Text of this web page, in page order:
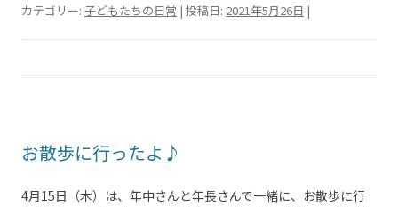
カテゴリー: 子どもたちの日常 | 投稿日: 2021年5月26日 |
お散歩に行ったよ♪
4月15日（木）は、年中さんと年長さんで一緒に、お散歩に行